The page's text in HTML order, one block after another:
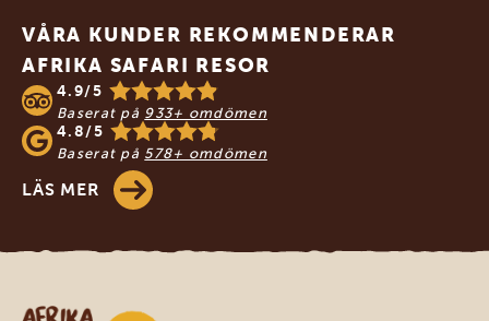
VÅRA KUNDER REKOMMENDERAR
AFRIKA SAFARI RESOR
4.9/5
Baserat på 933+ omdömen
4.8/5
Baserat på 578+ omdömen
LÄS MER
Safari-resor i Afrika